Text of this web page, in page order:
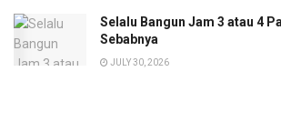
Selalu Bangun Jam 3 atau 4
Sebabnya
JULY 30, 2026